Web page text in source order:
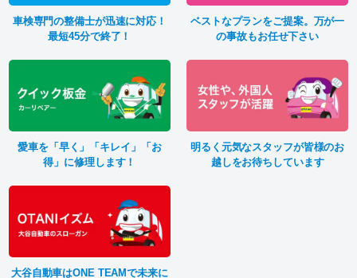
車検専門の整備士が迅速に対応！
最短45分で終了！
ベストなプランをご提案。万が一
の事故もお任せ下さい
愛車を「早く」「キレイ」「お
得」に修理します！
明るく元気なスタッフが皆様のお
越しをお待ちしています
大谷自動車はONE TEAMで未来に